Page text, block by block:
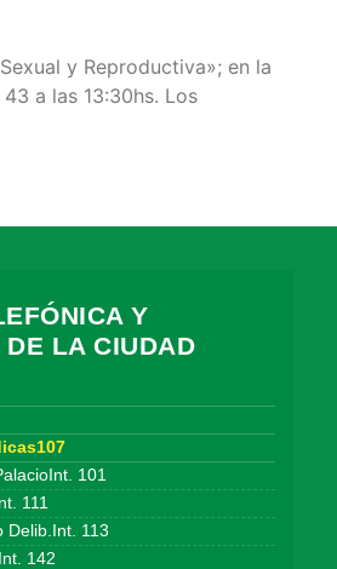
y Reproductiva»; en la
a las 13:30hs. Los
Y
DE LA CIUDAD
101
111
Delib.Int. 113
142